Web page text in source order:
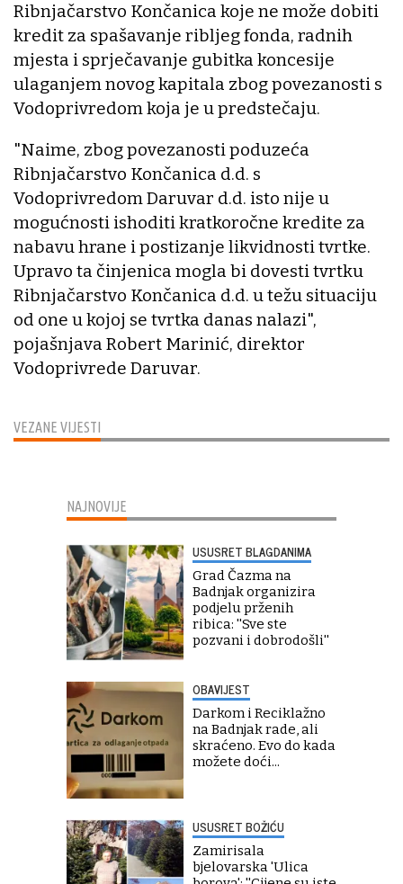
VEZANE VIJESTI
Ribnjačarstvo Končanica koje ne može dobiti
kredit za spašavanje ribljeg fonda, radnih
mjesta i sprječavanje gubitka koncesije
ulaganjem novog kapitala zbog povezanosti s
Vodoprivredom koja je u predstečaju.
"Naime, zbog povezanosti poduzeća
Ribnjačarstvo Končanica d.d. s
Vodoprivredom Daruvar d.d. isto nije u
mogućnosti ishoditi kratkoročne kredite za
nabavu hrane i postizanje likvidnosti tvrtke.
Upravo ta činjenica mogla bi dovesti tvrtku
Ribnjačarstvo Končanica d.d. u težu situaciju
od one u kojoj se tvrtka danas nalazi",
pojašnjava Robert Marinić, direktor
Vodoprivrede Daruvar.
NAJNOVIJE
USUSRET BLAGDANIMA
Grad Čazma na
Badnjak organizira
podjelu prženih
ribica: ''Sve ste
pozvani i dobrodošli''
OBAVIJEST
Darkom i Reciklažno
na Badnjak rade, ali
skraćeno. Evo do kada
možete doći...
USUSRET BOŽIĆU
Zamirisala
bjelovarska 'Ulica